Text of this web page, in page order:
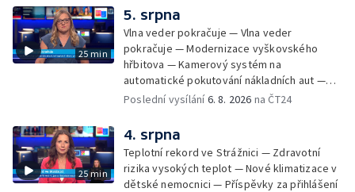
Czech Rally Zlín — Začal 7. ročník festivalu
Pop Messe — Přestavba mostu v Hodoníně
— Fenomén památníčků
25 min
5. srpna
Vlna veder pokračuje — Vlna veder
pokračuje — Modernizace vyškovského
hřbitova — Kamerový systém na
automatické pokutování nákladních aut —
Demolice vyhořelé budovy ve Zlíně — Případ
stadionu na Vyškovsku — Výstraha před
bouřkami — Brno hostí Mezinárodní kytarový
festival — Očkování po kousnutí netopýrem
Poslední vysílání6. 8. 2026 na ČT24
25 min
4. srpna
Teplotní rekord ve Strážnici — Zdravotní
rizika vysokých teplot — Nové klimatizace v
dětské nemocnici — Příspěvky za přihlášení